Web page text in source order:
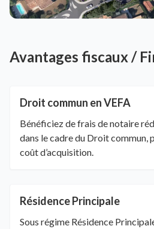
Avantages fiscaux /
Droit commun en VEFA
Bénéficiez de frais de notaire
dans le cadre du Droit
coût d’acquisition.
Résidence Principale
Sous régime Résidence